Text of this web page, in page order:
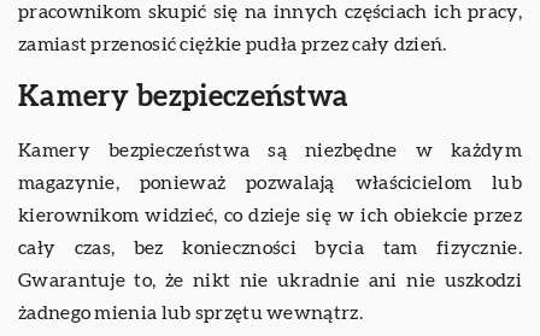
pracownikom skupić się na innych częściach ich pracy,
zamiast przenosić ciężkie pudła przez cały dzień.
Kamery bezpieczeństwa
Kamery bezpieczeństwa są niezbędne w każdym
magazynie, ponieważ pozwalają właścicielom lub
kierownikom widzieć, co dzieje się w ich obiekcie przez
cały czas, bez konieczności bycia tam fizycznie.
Gwarantuje to, że nikt nie ukradnie ani nie uszkodzi
żadnego mienia lub sprzętu wewnątrz.